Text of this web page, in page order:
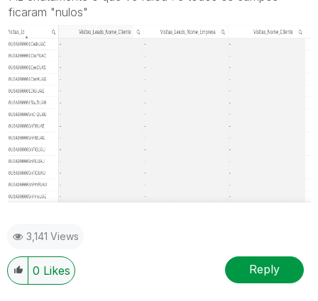
ficaram "nulos"
3,141 Views
0 Likes Reply